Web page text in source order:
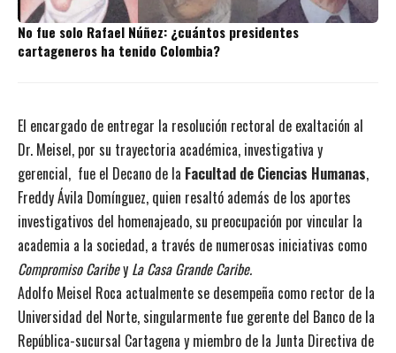
No fue solo Rafael Núñez: ¿cuántos presidentes
cartageneros ha tenido Colombia?
El encargado de entregar la resolución rectoral de exaltación al
Dr. Meisel, por su trayectoria académica, investigativa y
gerencial, fue el Decano de la Facultad de Ciencias Humanas,
Freddy Ávila Domínguez, quien resaltó además de los aportes
investigativos del homenajeado, su preocupación por vincular la
academia a la sociedad, a través de numerosas iniciativas como
Compromiso Caribey La Casa Grande Caribe.
Adolfo Meisel Roca actualmente se desempeña como rector de la
Universidad del Norte, singularmente fue gerente del Banco de la
República-sucursal Cartagena y miembro de la Junta Directiva de